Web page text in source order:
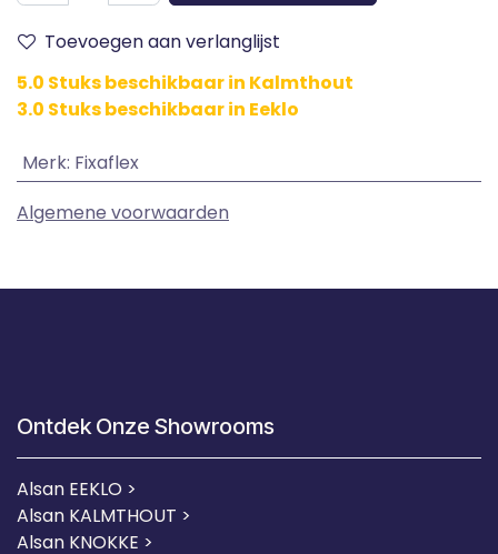
Toevoegen aan verlanglijst
5.0 Stuks beschikbaar in Kalmthout
3.0 Stuks beschikbaar in Eeklo
Merk: Fixaflex
Algemene voorwaarden
Ontdek Onze Showrooms
Alsan EEKLO >
Alsan KALMTHOUT >
Alsan KNOKKE >